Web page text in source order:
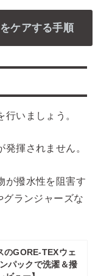
ケアする手順
行いましょう。
揮されません。
が撥水性を阻害す
グランジャーズな
のGORE-TEXウェ
パックで洗濯＆撥